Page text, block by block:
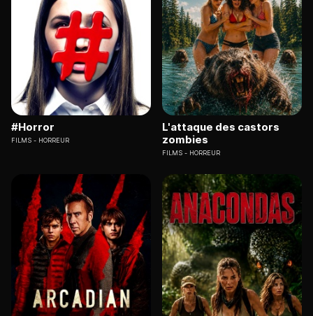
#Horror
FILMS HORREUR
L'attaque des castors
zombies
FILMS HORREUR